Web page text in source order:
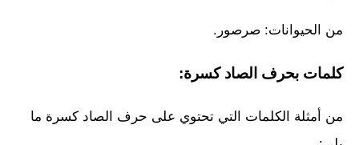
من الحيوانات: صرصور.
كلمات بحرف الصاد كسرة:
من أمثلة الكلمات التي تحتوي على حرف الصاد كسرة ما